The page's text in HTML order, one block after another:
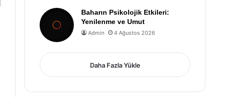
Baharın Psikolojik Etkileri:
Yenilenme ve Umut
Admin 4 Ağustos 2026
Daha Fazla Yükle